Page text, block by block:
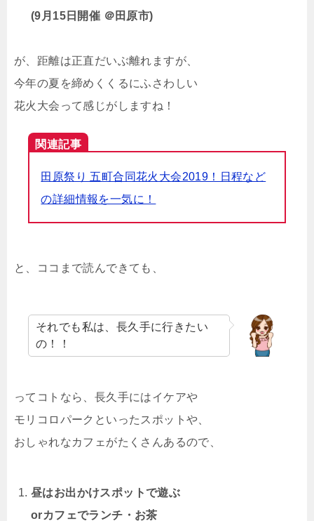
(9月15日開催 ＠田原市)
が、距離は正直だいぶ離れますが、
今年の夏を締めくくるにふさわしい
花火大会って感じがしますね！
関連記事
田原祭り 五町合同花火大会2019！日程など
の詳細情報を一気に！
と、ココまで読んできても、
それでも私は、長久手に行きたい
の！！
ってコトなら、長久手にはイケアや
モリコロパークといったスポットや、
おしゃれなカフェがたくさんあるので、
昼はお出かけスポットで遊ぶ
orカフェでランチ・お茶